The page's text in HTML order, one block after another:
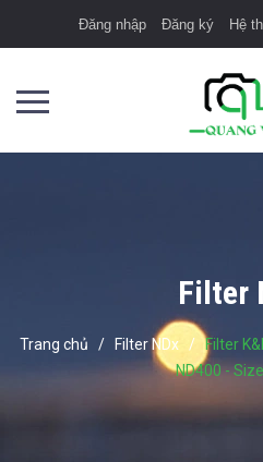
Đăng nhập Đăng ký Hệ
Filter
Trang chủ / Filter NDx /
Filter
ND400 -